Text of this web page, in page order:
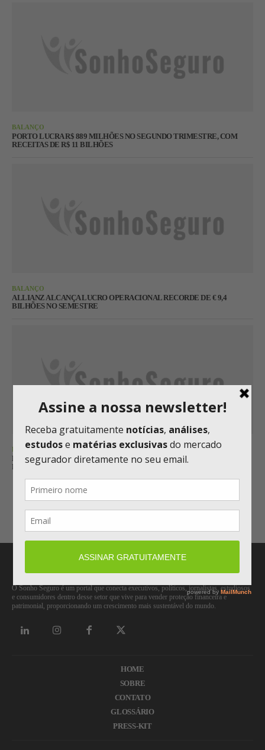
BALANÇO
PORTO LUCRA R$ 889 MILHÕES NO SEGUNDO TRIMESTRE, COM
RECEITAS DE R$ 11 BILHÕES
BALANÇO
ALLIANZ ALCANÇA LUCRO OPERACIONAL RECORDE DE € 9,4
BILHÕES NO SEMESTRE
RESSEGURO
MUNICH RE LUCRA € 3,9 BILHÕES NO SEMESTRE E MANTÉM META
PARA 2026
O Sonho Seguro é um portal que conecta executivos, políticos, jornalistas, estudiosos
e consumidores dentro desse setor que vive para vender proteção financeira e
patrimonial, proporcionando um crescimento mais sustentável do mundo.
HOME
SOBRE
CONTATO
GLOSSÁRIO
PRESS-KIT